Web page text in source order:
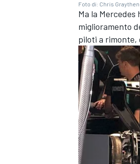
ENDURANCE/GT
Foto di: Chris
Ma la
miglioramento
piloti a rimonte,